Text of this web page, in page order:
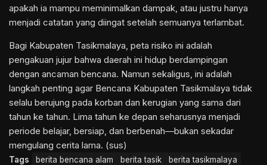
apakah ia mampu meminimalkan dampak, atau justru hanya
menjadi catatan yang diingat setelah semuanya terlambat.
Bagi Kabupaten Tasikmalaya, peta risiko ini adalah
pengakuan jujur bahwa daerah ini hidup berdampingan
dengan ancaman bencana. Namun sekaligus, ini adalah
langkah penting agar Bencana Kabupaten Tasikmalaya tidak
selalu berujung pada korban dan kerugian yang sama dari
tahun ke tahun. Lima tahun ke depan seharusnya menjadi
periode belajar, bersiap, dan berbenah—bukan sekadar
mengulang cerita lama. (sus)
Tags berita bencana alam berita tasik berita tasikmalaya